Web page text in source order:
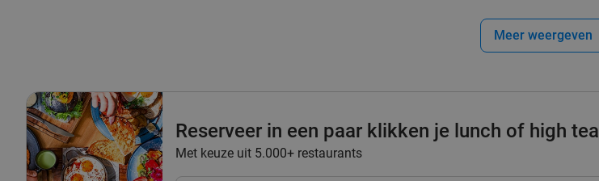
Meer weergeven
Reserveer in een paar klikken je lunch of high tea
Met keuze uit 5.000+ restaurants